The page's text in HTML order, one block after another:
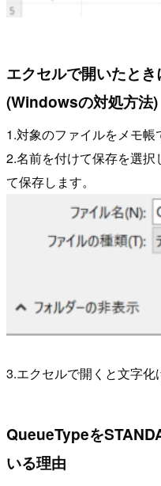
エクセルで開いたと
(Windowsの対処方法)
1.対象のファイルをメモ帳
2.名前を付けて保存を選
て保存します。
3.エクセルで開くと文字化
QueueTypeを
いる理由